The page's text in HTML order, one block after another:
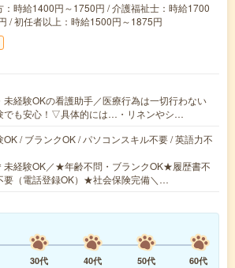
：時給1400円～1750円 / 介護福祉士：時給1700
/ 初任者以上：時給1500円～1875円
未経験OKの看護助手／医療行為は一切行わない
でも安心！▽具体的には…・リネンやシ…
OK / ブランクOK / パソコンスキル不要 / 英語力不
未経験OK／★年齢不問・ブランクOK★履歴書不
要（電話登録OK）★社会保険完備＼…
30代 40代 50代
60代